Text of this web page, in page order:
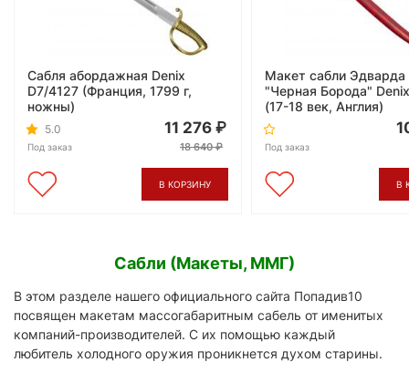
Сабля абордажная Denix
D7/4127 (Франция, 1799 г,
ножны)
5.0
Под заказ
11 276
18 640
В КОРЗИНУ
Макет сабли Эдварда
"Черная Борода"
(17-18 век, Англия)
Под заказ
В
Сабли (Макеты, ММГ)
В этом разделе нашего официального сайта Попадив10
посвящен макетам массогабаритным сабель от именитых
компаний-производителей. С их помощью каждый
любитель холодного оружия проникнется духом старины.